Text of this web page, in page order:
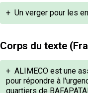
+ Un verger pour les
Corps du texte
+ ALIMECO est une
pour répondre à
quartiers de